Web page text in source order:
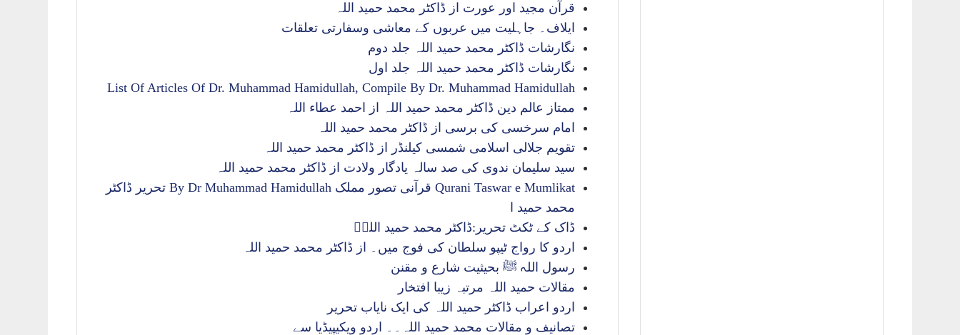
قرآن مجید اور عورت از ڈاکٹر محمد حمید اللہ
ایلاف۔ جاہلیت میں عربوں کے معاشی وسفارتی تعلقات
نگارشات ڈاکٹر محمد حمید اللہ جلد دوم
نگارشات ڈاکٹر محمد حمید اللہ جلد اول
List Of Articles Of Dr. Muhammad Hamidullah, Compile By Dr. Muhammad Hamidullah
ممتاز عالم دین ڈاکٹر محمد حمید اللہ از احمد عطاء اللہ
امام سرخسی کی برسی از ڈاکٹر محمد حمید اللہ
تقویم جلالی اسلامی شمسی کیلنڈر از ڈاکٹر محمد حمید اللہ
سید سلیمان ندوی کی صد سالہ یادگار ولادت از ڈاکٹر محمد حمید اللہ
Qurani Taswar e Mumlikat قرآنی تصور مملک By Dr Muhammad Hamidullah تحریر ڈاکٹر
محمد حمید ا
ڈاک کے ٹکٹ تحریر:ڈاکٹر محمد حمید اللہؒ
اردو کا رواج ٹیپو سلطان کی فوج میں۔ از ڈاکٹر محمد حمید اللہ
رسول اللہ ﷺ بحیثیت شارع و مقنن
مقالات حمید اللہ مرتبہ زیبا افتخار
اردو اعراب ڈاکٹر حمید اللہ کی ایک نایاب تحریر
تصانیف و مقالات محمد حمید اللہ۔۔ اردو ویکیپیڈیا سے